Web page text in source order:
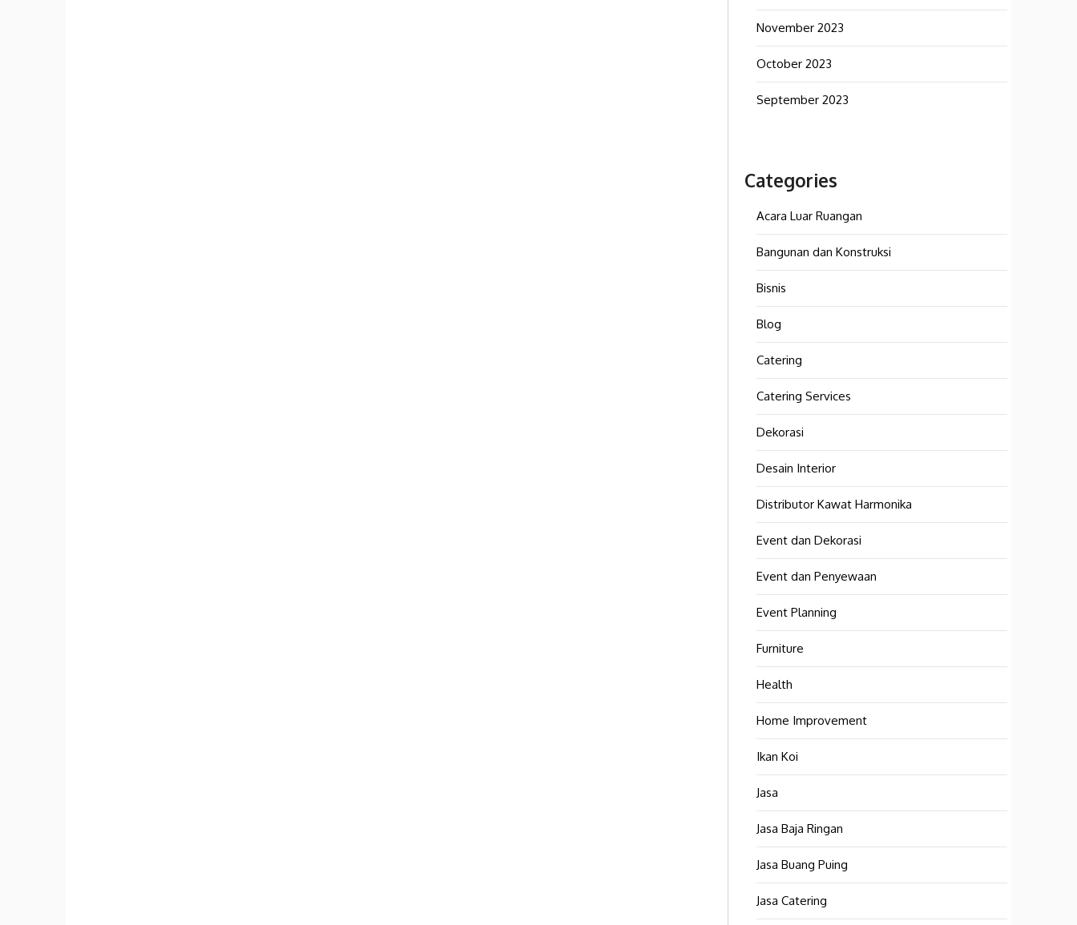
November 2023
October 2023
September 2023
Categories
Acara Luar Ruangan
Bangunan dan Konstruksi
Bisnis
Blog
Catering
Catering Services
Dekorasi
Desain Interior
Distributor Kawat Harmonika
Event dan Dekorasi
Event dan Penyewaan
Event Planning
Furniture
Health
Home Improvement
Ikan Koi
Jasa
Jasa Baja Ringan
Jasa Buang Puing
Jasa Catering